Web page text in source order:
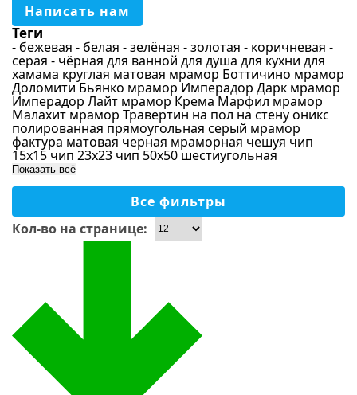
Цвет
Белый
Бежевый
Синий
Голубой
Серый
Бирюзовый
Перламутровый
Зеленый
Красный
Материал
Стекломасса
Камень
Написать нам
Теги
- бежевая - белая - зелёная - золотая - коричневая -
серая - чёрная для ванной для душа для кухни для
хамама круглая матовая мрамор Боттичино мрамор
Доломити Бьянко мрамор Имперадор Дарк мрамор
Имперадор Лайт мрамор Крема Марфил мрамор
Малахит мрамор Травертин на пол на стенуоникс
полированная прямоугольная серый мрамор
фактура матовая черная мраморная чешуя чип
15х15 чип 23х23 чип 50х50шестиугольная
Показать всё
Все фильтры
Кол-во на странице: